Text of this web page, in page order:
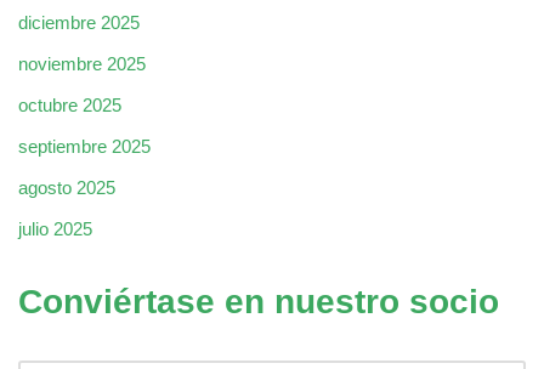
diciembre 2025
noviembre 2025
octubre 2025
septiembre 2025
agosto 2025
julio 2025
Conviértase en nuestro socio